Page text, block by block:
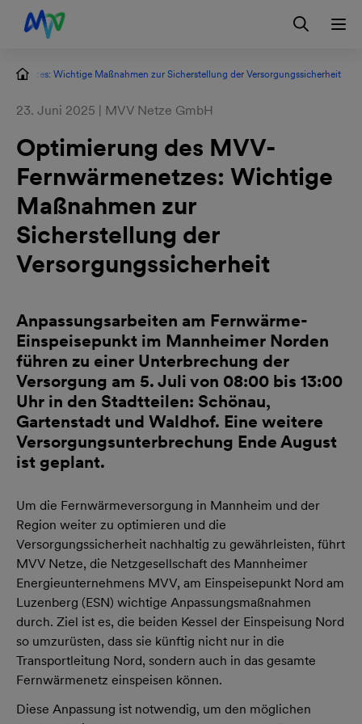
Zur Hauptnavigation springen
Zum Hauptinhalt springen
Zur Footernavigation springen
Kontakt EN Login
Wichtige Maßnahmen zur Sicherstellung der Versorgungssicherheit
23. Juni 2025 | MVV Netze GmbH
Optimierung des MVV-
Fernwärmenetzes: Wichtige
Maßnahmen zur
Sicherstellung der
Versorgungssicherheit
Anpassungsarbeiten am Fernwärme-
Einspeisepunkt im Mannheimer Norden
führen zu einer Unterbrechung der
Versorgung am 5. Juli von 08:00 bis 13:00
Uhr in den Stadtteilen: Schönau,
Gartenstadt und Waldhof. Eine weitere
Versorgungsunterbrechung Ende August
ist geplant.
Um die Fernwärmeversorgung in Mannheim und der
Region weiter zu optimieren und die
Versorgungssicherheit nachhaltig zu gewährleisten, führt
MVV Netze, die Netzgesellschaft des Mannheimer
Energieunternehmens MVV, am Einspeisepunkt Nord am
Luzenberg (ESN) wichtige Anpassungsmaßnahmen
durch. Ziel ist es, die beiden Kessel der Einspeisung Nord
so umzurüsten, dass sie künftig nicht nur in die
Transportleitung Nord, sondern auch in das gesamte
Fernwärmenetz einspeisen können.
Diese Anpassung ist notwendig, um den möglichen